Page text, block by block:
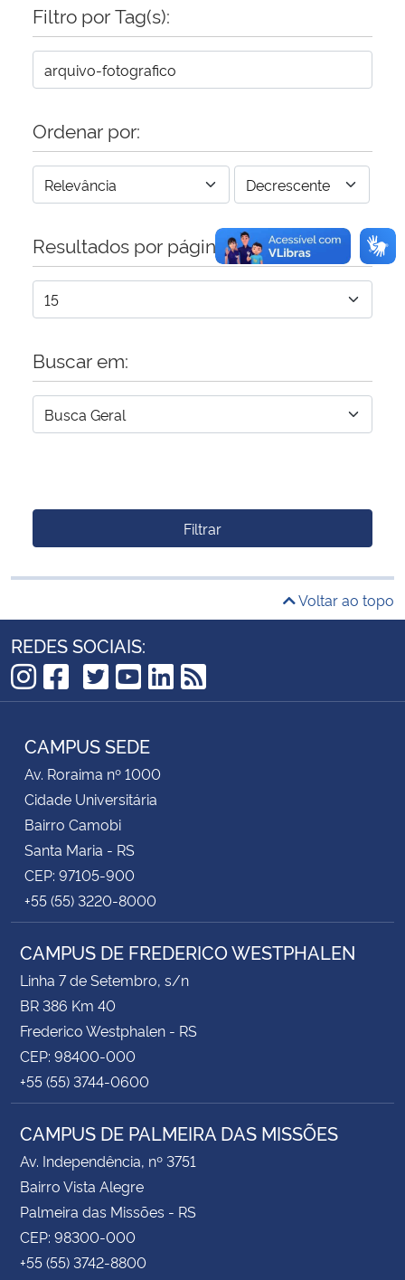
Filtro por Tag(s):
Ordenar por:
Resultados por página:
Buscar em:
Filtrar
Voltar ao topo
REDES SOCIAIS:
Instagram
Facebook
TikTok
Twitter
YouTube
LinkedIn
RSS
CAMPUS SEDE
Av. Roraima nº 1000
Cidade Universitária
Bairro Camobi
Santa Maria - RS
CEP: 97105-900
+55 (55) 3220-8000
CAMPUS DE FREDERICO WESTPHALEN
Linha 7 de Setembro, s/n
BR 386 Km 40
Frederico Westphalen - RS
CEP: 98400-000
+55 (55) 3744-0600
CAMPUS DE PALMEIRA DAS MISSÕES
Av. Independência, nº 3751
Bairro Vista Alegre
Palmeira das Missões - RS
CEP: 98300-000
+55 (55) 3742-8800